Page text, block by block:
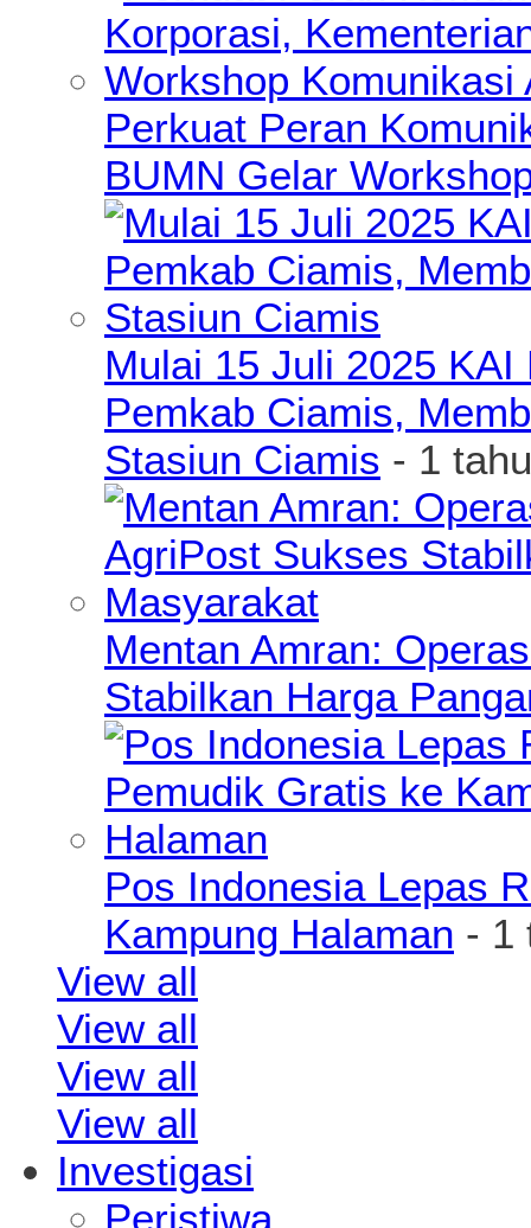
Perkuat Peran
BUMN Gelar
Mulai 15 Juli 2025
Pemkab Ciamis,
Stasiun Ciamis - 1
Mentan Amran:
Stabilkan Harga
Pos Indonesia Lepas
Kampung Halaman - 1
View all
View all
View all
View all
Investigasi
Peristiwa